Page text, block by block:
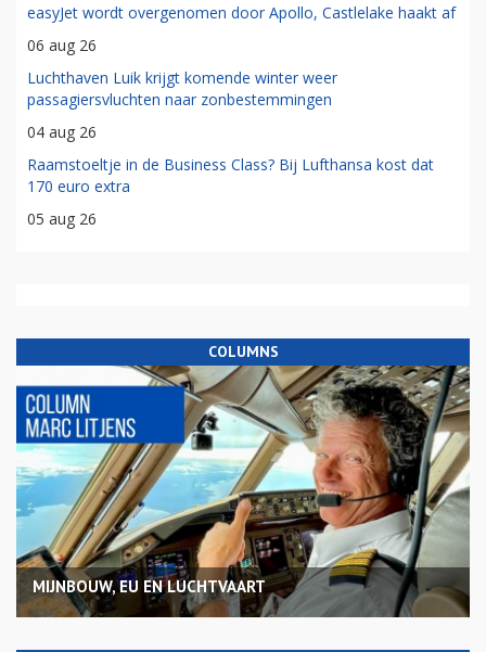
easyJet wordt overgenomen door Apollo, Castlelake haakt af
06 aug 26
Luchthaven Luik krijgt komende winter weer
passagiersvluchten naar zonbestemmingen
04 aug 26
Raamstoeltje in de Business Class? Bij Lufthansa kost dat
170 euro extra
05 aug 26
COLUMNS
MIJNBOUW, EU EN LUCHTVAART